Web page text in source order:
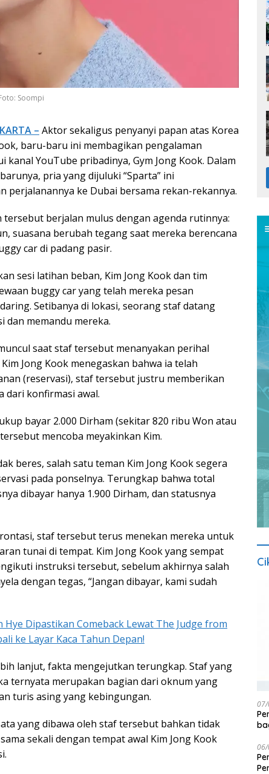
Soompi
– Aktor sekaligus penyanyi papan atas Korea
baru-baru ini membagikan pengalaman
kanal YouTube pribadinya, Gym Jong Kook. Dalam
pria yang dijuluki “Sparta” ini
perjalanannya ke Dubai bersama rekan-rekannya.
tersebut berjalan mulus dengan agenda rutinnya:
suasana berubah tegang saat mereka berencana
car di padang pasir.
sesi latihan beban, Kim Jong Kook dan tim
buggy car yang telah mereka pesan
Setibanya di lokasi, seorang staf datang
dan memandu mereka.
saat staf tersebut menanyakan perihal
Jong Kook menegaskan bahwa ia telah
(reservasi), staf tersebut justru memberikan
dari konfirmasi awal.
bayar 2.000 Dirham (sekitar 820 ribu Won atau
mencoba meyakinkan Kim.
beres, salah satu teman Kim Jong Kook segera
pada ponselnya. Terungkap bahwa total
dibayar hanya 1.900 Dirham, dan statusnya
staf tersebut terus menekan mereka untuk
tunai di tempat. Kim Jong Kook yang sempat
instruksi tersebut, sebelum akhirnya salah
dengan tegas, “Jangan dibayar, kami sudah
Hye Dipastikan Comeback Lewat The Judge from
ke Layar Kaca Tahun Depan!
lanjut, fakta mengejutkan terungkap. Staf yang
ternyata merupakan bagian dari oknum yang
turis asing yang kebingungan.
yang dibawa oleh staf tersebut bahkan tidak
sekali dengan tempat awal Kim Jong Kook